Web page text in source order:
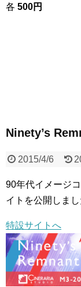
各 500円
Ninety’s
2015/4/6
90年代イメージ
イトを公開しまし
特設サイトへ